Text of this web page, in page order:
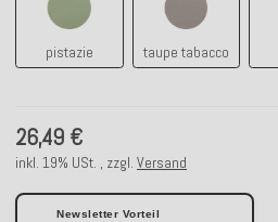
pistazie taupe tabacco
26,49 €
inkl. 19% USt. , zzgl. Versand
Newsletter Vorteil